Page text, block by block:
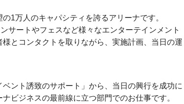
1万人のキャパシティを誇るアリーナです。
サートやフェスなど様々なエンターテインメント
とコンタクトを取りながら、実施計画、当日の運
ント誘致のサポート」から、当日の興行を成功に
ビジネスの最前線に立つ部門でのお仕事です。